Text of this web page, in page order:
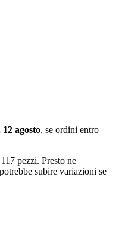
agosto, se ordini entro
pezzi. Presto ne
subire variazioni se